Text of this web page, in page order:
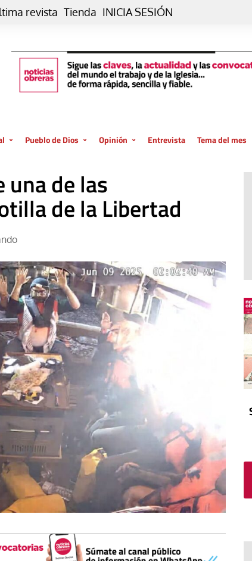
revista Tienda INICIA SESIÓN
Pueblo de Dios
La oración de cada día
Vaticano
El atrio
In memoriam
Opinión
Blog De paso…
Blog Eutopía
Viñeta
Tribuna
Blog Sembrando sueños,
recogiendo humanidad
Blog Mensajes guardados
La columna
Entrevista Tema del mes
una de las
de la Libertad